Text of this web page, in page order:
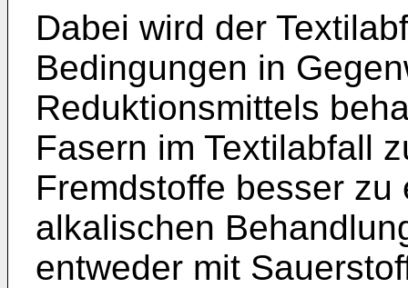
Dabei wird der
Bedingungen in
Reduktionsmittels
Fasern im Textilabfall
Fremdstoffe besser
alkalischen
entweder mit